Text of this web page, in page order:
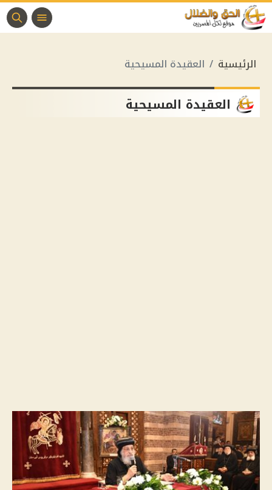
الرئيسية العقيدة المسيحية
العقيدة المسيحية